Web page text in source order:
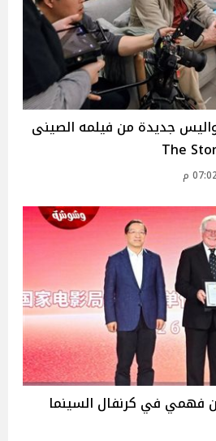
جديدة من فيلمه الصينى
The
فهمي في كرنفال السينما